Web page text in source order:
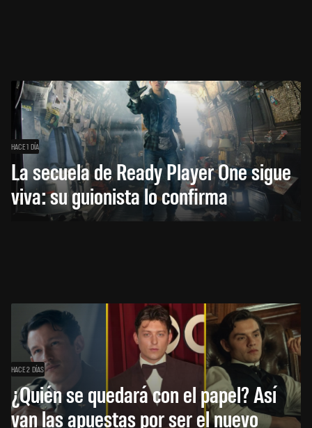
HACE 1 DÍA
La secuela de Ready Player One sigue
viva: su guionista lo confirma
HACE 2 DÍAS
¿Quién se quedará con el papel? Así
van las apuestas por ser el nuevo